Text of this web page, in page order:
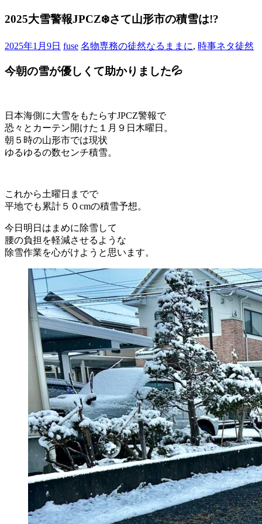
2025大雪警報JPCZ❄️さて山形市の積雪は!?
2025年1月9日 fuse 名物専務の徒然なるままに, 時事ネタ徒然
今朝の雪が優しくて助かりました💦
日本海側に大雪をもたらすJPCZ警報で
恐々とカーテン開けた１月９日木曜日。
朝５時の山形市では現状
ゆるゆるの数センチ積雪。
これから土曜日までで
平地でも累計５０cmの積雪予想。
今日明日はまめに除雪して
腰の負担を軽減させるような
除雪作業を心がけようと思います。